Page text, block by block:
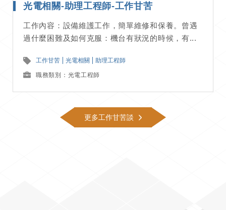
光電相關-助理工程師-工作甘苦
工作內容：設備維護工作，簡單維修和保養。曾遇
過什麼困難及如何克服：機台有狀況的時候，有...
工作甘苦 光電相關 助理工程師
職務類別：光電工程師
更多工作甘苦談